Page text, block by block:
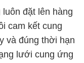
đặt lên hàng
cam kết cung
và đúng thời hạn
lưới cung ứng